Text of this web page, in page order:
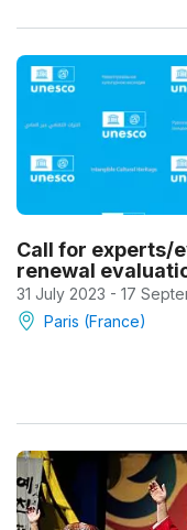
Call for experts/
renewal
31 July 2023 - 17
Paris (France)